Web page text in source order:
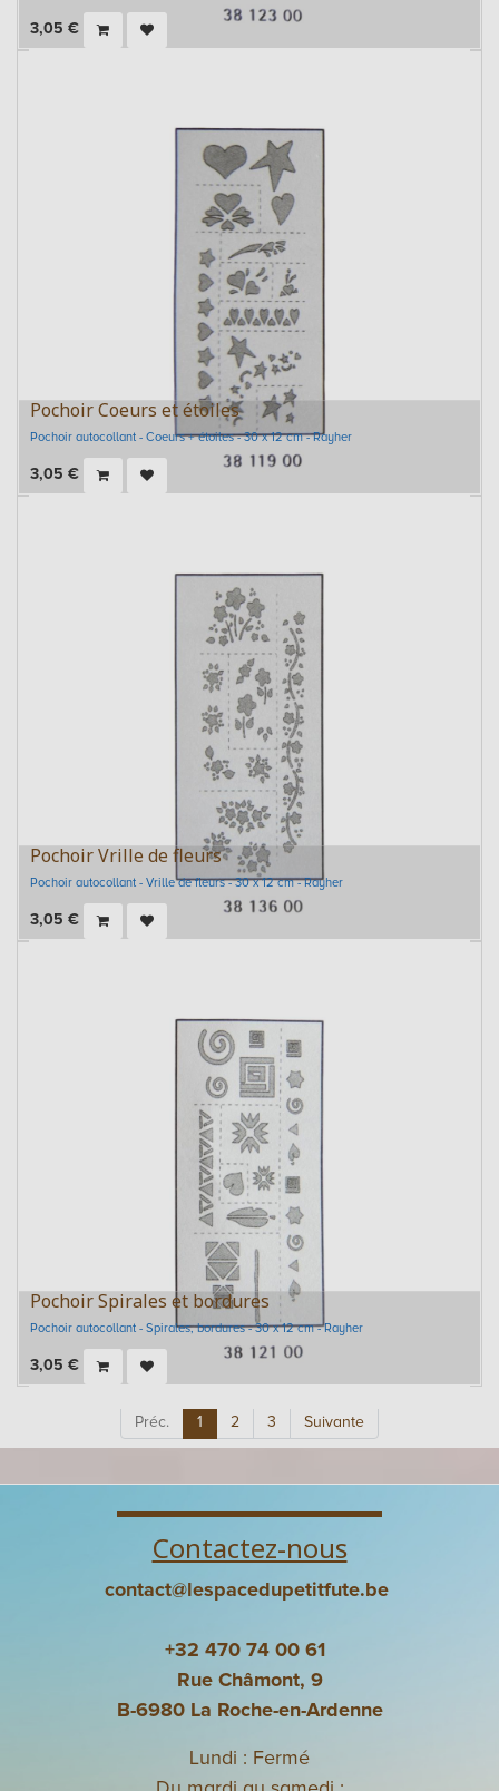
3,05 €
Pochoir Coeurs et étoiles
Pochoir autocollant - Coeurs + étoiles - 30 x 12 cm - Rayher
3,05 €
Pochoir Vrille de fleurs
Pochoir autocollant - Vrille de fleurs - 30 x 12 cm - Rayher
3,05 €
Pochoir Spirales et bordures
Pochoir autocollant - Spirales, bordures - 30 x 12 cm - Rayher
3,05 €
Préc. 1 2 3 Suivante
Contactez-nous
contact@lespacedupetitfute.be
+32 470 74 00 61
Rue Châmont, 9
B-6980 La Roche-en-Ardenne
Lundi : Fermé